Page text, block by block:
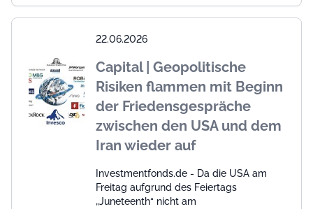
22.06.2026
Capital | Geopolitische
Risiken flammen mit Beginn
der Friedensgespräche
zwischen den USA und dem
Iran wieder auf
Investmentfonds.de - Da die USA am
Freitag aufgrund des Feiertags
„Juneteenth“ nicht am